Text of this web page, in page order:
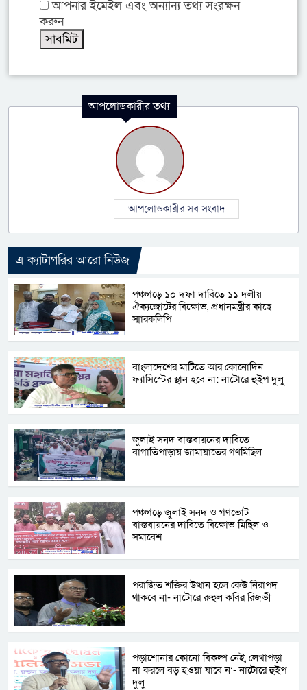
আপনার ইমেইল এবং অন্যান্য তথ্য সংরক্ষন
করুন
আপলোডকারীর তথ্য
আপলোডকারীর সব সংবাদ
এ ক্যাটাগরির আরো নিউজ
পঞ্চগড়ে ১০ দফা দাবিতে ১১ দলীয়
ঐক্যজোটের বিক্ষোভ, প্রধানমন্ত্রীর কাছে
স্মারকলিপি
বাংলাদেশের মাটিতে আর কোনোদিন
ফ্যাসিস্টের স্থান হবে না: নাটোরে হুইপ দুলু
জুলাই সনদ বাস্তবায়নের দাবিতে
বাগাতিপাড়ায় জামায়াতের গণমিছিল
পঞ্চগড়ে জুলাই সনদ ও গণভোট
বাস্তবায়নের দাবিতে বিক্ষোভ মিছিল ও
সমাবেশ
পরাজিত শক্তির উত্থান হলে কেউ নিরাপদ
থাকবে না- নাটোরে রুহুল কবির রিজভী
পড়াশোনার কোনো বিকল্প নেই, লেখাপড়া
না করলে বড় হওয়া যাবে ন’- নাটোরে হুইপ
দুলু